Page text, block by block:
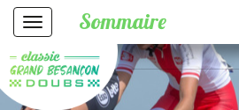
Sommaire